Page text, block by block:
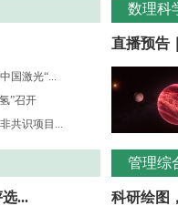
国激光“...
”召开
共识项目...
...
数理科
直播预告
管理综
科研绘图